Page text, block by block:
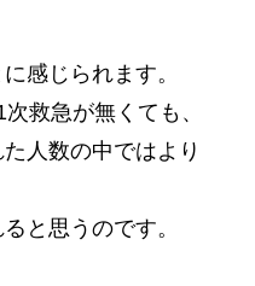
感じられます。
救急が無くても、
人数の中ではより
と思うのです。